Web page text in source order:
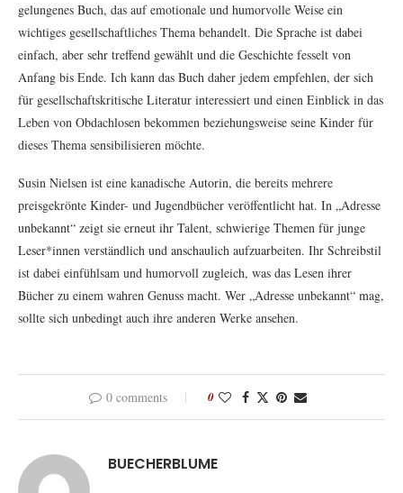
gelungenes Buch, das auf emotionale und humorvolle Weise ein
wichtiges gesellschaftliches Thema behandelt. Die Sprache ist dabei
einfach, aber sehr treffend gewählt und die Geschichte fesselt von
Anfang bis Ende. Ich kann das Buch daher jedem empfehlen, der sich
für gesellschaftskritische Literatur interessiert und einen Einblick in das
Leben von Obdachlosen bekommen beziehungsweise seine Kinder für
dieses Thema sensibilisieren möchte.
Susin Nielsen ist eine kanadische Autorin, die bereits mehrere
preisgekrönte Kinder- und Jugendbücher veröffentlicht hat. In „Adresse
unbekannt“ zeigt sie erneut ihr Talent, schwierige Themen für junge
Leser*innen verständlich und anschaulich aufzuarbeiten. Ihr Schreibstil
ist dabei einfühlsam und humorvoll zugleich, was das Lesen ihrer
Bücher zu einem wahren Genuss macht. Wer „Adresse unbekannt“ mag,
sollte sich unbedingt auch ihre anderen Werke ansehen.
0 comments 0
BUECHERBLUME